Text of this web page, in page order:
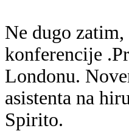
Ne dugo
konferencije
Londonu.
asistenta na
Spirito.